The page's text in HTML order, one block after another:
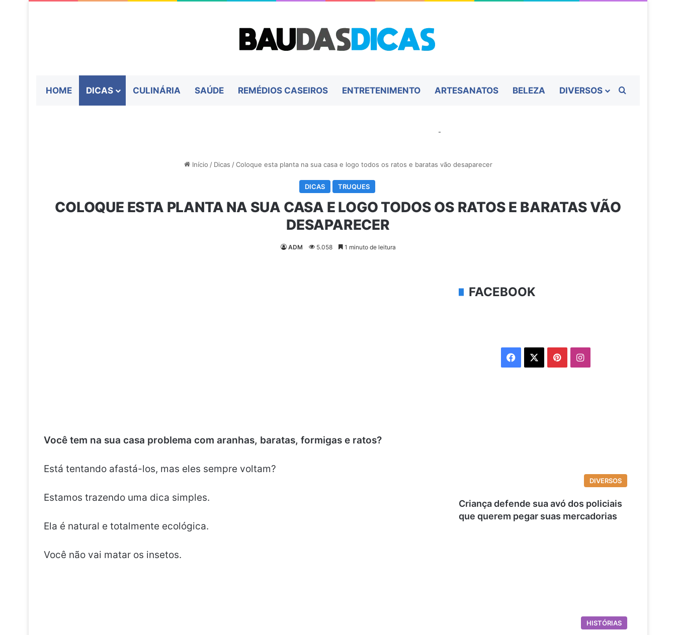
HOME DICAS CULINÁRIA SAÚDE REMÉDIOS CASEIROS ENTRETENIMENTO ARTESANATOS BELEZA DIVERSOS
-
Início / Dicas / Coloque esta planta na sua casa e logo todos os ratos e baratas vão desaparecer
DICAS TRUQUES
COLOQUE ESTA PLANTA NA SUA CASA E LOGO TODOS OS RATOS E BARATAS VÃO
DESAPARECER
ADM 5.058 1 minuto de leitura
Você tem na sua casa problema com aranhas, baratas, formigas e ratos?
Está tentando afastá-los, mas eles sempre voltam?
Estamos trazendo uma dica simples.
Ela é natural e totalmente ecológica.
Você não vai matar os insetos.
FACEBOOK
Facebook PinterestInstagram
DIVERSOS
Criança defende sua avó dos policiais
que querem pegar suas mercadorias
HISTÓRIAS